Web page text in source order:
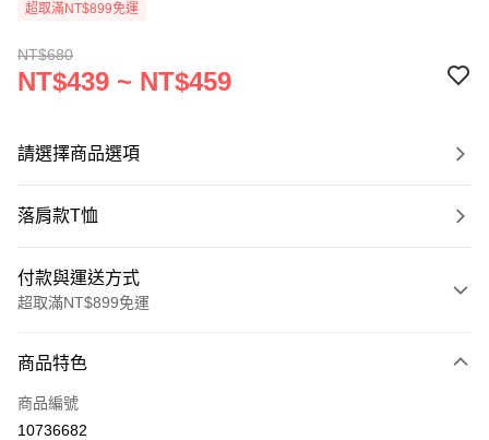
超取滿NT$899免運
NT$680
NT$439 ~ NT$459
請選擇商品選項
落肩款T恤
付款與運送方式
超取滿NT$899免運
信用卡一次付款
信用卡分期付款
商品特色
商品編號
10736682